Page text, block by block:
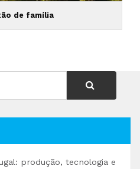
de família
produção, tecnologia e